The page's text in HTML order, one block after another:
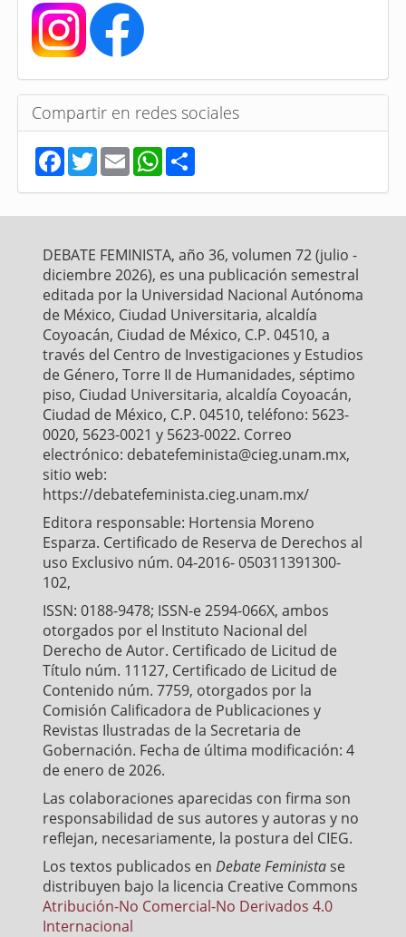
Compartir en redes sociales
F
a
c
e
b
k
T
w
t
t
E
m
a
i
l
W
h
a
t
s
p
S
h
r
e
DEBATE FEMINISTA, año 36, volumen 72 (julio -
diciembre 2026), es una publicación semestral
editada por la Universidad Nacional Autónoma
de México, Ciudad Universitaria, alcaldía
Coyoacán, Ciudad de México, C.P. 04510, a
través del Centro de Investigaciones y Estudios
de Género, Torre II de Humanidades, séptimo
piso, Ciudad Universitaria, alcaldía Coyoacán,
Ciudad de México, C.P. 04510, teléfono: 5623-
0020, 5623-0021 y 5623-0022. Correo
electrónico: debatefeminista@cieg.unam.mx,
sitio web:
https://debatefeminista.cieg.unam.mx/
Editora responsable: Hortensia Moreno
Esparza. Certificado de Reserva de Derechos al
uso Exclusivo núm. 04-2016- 050311391300-
102,
ISSN: 0188-9478; ISSN-e 2594-066X, ambos
otorgados por el Instituto Nacional del
Derecho de Autor. Certificado de Licitud de
Título núm. 11127, Certificado de Licitud de
Contenido núm. 7759, otorgados por la
Comisión Calificadora de Publicaciones y
Revistas Ilustradas de la Secretaria de
Gobernación. Fecha de última modificación: 4
de enero de 2026.
Las colaboraciones aparecidas con firma son
responsabilidad de sus autores y autoras y no
reflejan, necesariamente, la postura del CIEG.
Los textos publicados en Debate Feministase
distribuyen bajo la licencia Creative Commons
Atribución-No Comercial-No Derivados 4.0
Internacional